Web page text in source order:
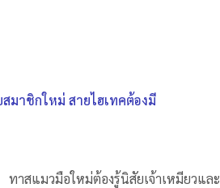
มาชิกใหม่ สายไฮเทคต้องมี
สแมวมือใหม่ต้องรู้นิสัยเจ้าเหมียวและ